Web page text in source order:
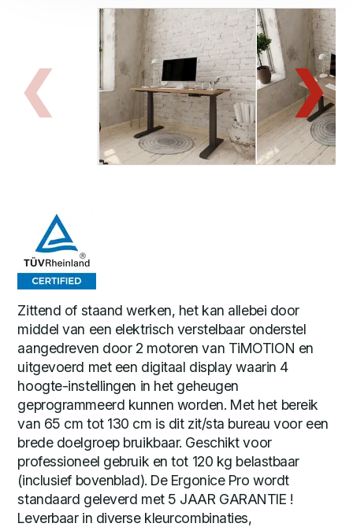
Zittend of staand werken, het kan allebei door
middel van een elektrisch verstelbaar onderstel
aangedreven door 2 motoren van TiMOTION en
uitgevoerd met een digitaal display waarin 4
hoogte-instellingen in het geheugen
geprogrammeerd kunnen worden. Met het bereik
van 65 cm tot 130 cm is dit zit/sta bureau voor een
brede doelgroep bruikbaar. Geschikt voor
professioneel gebruik en tot 120 kg belastbaar
(inclusief bovenblad). De Ergonice Pro wordt
standaard geleverd met 5 JAAR GARANTIE !
Leverbaar in diverse kleurcombinaties,